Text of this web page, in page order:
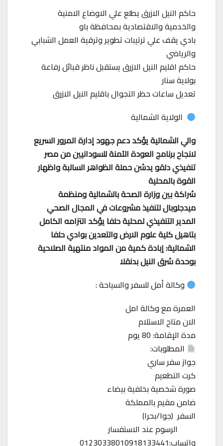
حاكم النيل الازرق يطلع علي الاوضاع الامنية
والخدمية والاقتصادية بمحافظة باو
بادي يقف علي ترتيبات تطوير وترقية العمل الشبابي
والرياضي
حاكم اقليم النيل الازرق يستقبل ناظر قبائل رفاعة
بولاية سنار
تعديل ساعات حظر التجوال باقليم النيل الازرق
الولاية الشمالية
والي الشمالية يؤكد دعم جهود إدارة المرور السريع
لانجاح برنامج العودة الآمنة للسودانيين من مصر
تنفيذي دلقو يدشن حملة الظواهر السالبة واظهار
القوة بالمحلية
شراكة بين وزارة الصحة بالشمالية ومنظمة
ميدجلوبال لتنفيذ مشروعات في المجال الصحي
المدير التنفيذي لمحلية حلفا يؤكد التزامه الكامل
بتاهيل كلية علوم الارض والتعدين بوادي حلفا
الشمالية: إبادة كمية من المواد منتهية الصلاحية
بوحدة شرق النيل بدنقلا
وكالة أمل للسفر والسياحة :
العمرة مع وكالة امل
الان متاح الاستلام
مدة الإقامة: 80 يوم
المطلوبات:
جواز سفر ساري
كرت التطعيم
صورة شخصية بخلفية بيضاء
ضامن مقيم بالمملكة
السفر (جوا/بحرا)
الرسوم عند الاستفسار
واتساب:01230338010918133441